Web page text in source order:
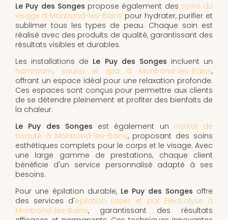
Le Puy des Songes propose également des soins du
visage à Montrond-les-Bains pour hydrater, purifier et
sublimer tous les types de peau. Chaque soin est
réalisé avec des produits de qualité, garantissant des
résultats visibles et durables.
Les installations de Le Puy des Songes incluent un
hammam, sauna et spa à Montrond-les-Bains,
offrant un espace idéal pour une relaxation profonde.
Ces espaces sont conçus pour permettre aux clients
de se détendre pleinement et profiter des bienfaits de
la chaleur.
Le Puy des Songes est également un institut de
beauté à Montrond-les-Bains, proposant des soins
esthétiques complets pour le corps et le visage. Avec
une large gamme de prestations, chaque client
bénéficie d'un service personnalisé adapté à ses
besoins.
Pour une épilation durable, Le Puy des Songes offre
des services d'épilation Laser et par Electrolyse à
Montrond-les-Bains, garantissant des résultats